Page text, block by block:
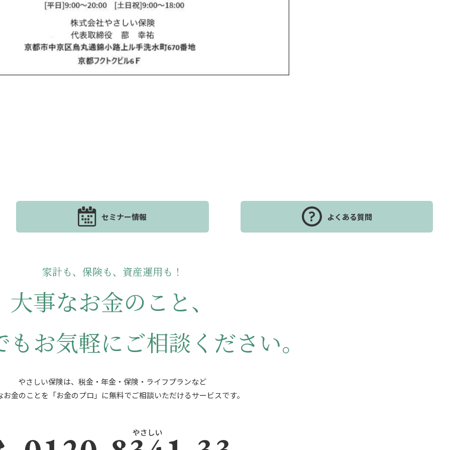
セミナー情報 よくある質問
家計も、保険も、資産運用も！
大事なお金のこと、
もお気軽にご相談ください。
やさしい保険は、税金・年金・保険・ライフプランなど
お金のことを「お金のプロ」に無料でご相談いただけるサービスです。